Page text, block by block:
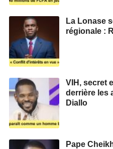
La Lonase
régionale :
VIH, secret
derrière les
Diallo
Pape